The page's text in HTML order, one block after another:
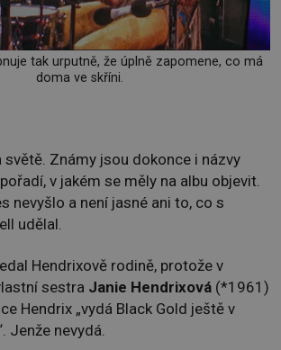
tak urputně, že úplně zapomene, co má
doma ve skříni.
světě. Známy jsou dokonce i názvy
v jakém se měly na albu objevit.
nevyšlo a není jasné ani to, co s
udělal.
Hendrixově rodině, protože v
sestra Janie Hendrixová (*1961)
Hendrix „vydá Black Gold ještě v
Jenže nevydá.